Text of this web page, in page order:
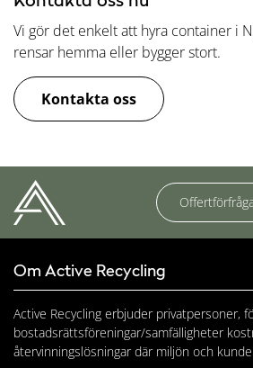
Vi gör det enkelt att hyra container i
rensar hemma eller bygger stort.
Kontakta oss
Om Active Recycling
Active Recycling erbjuder privatpersoner,
bostadsrättsföreningar/samfälligheter
återvinningslösningar där miljön och